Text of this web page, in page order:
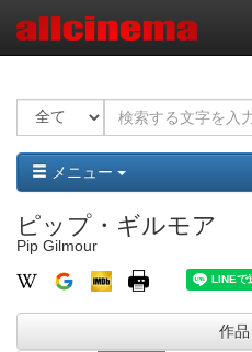
メニュー
ピップ・ギルモア
Pip Gilmour
作品